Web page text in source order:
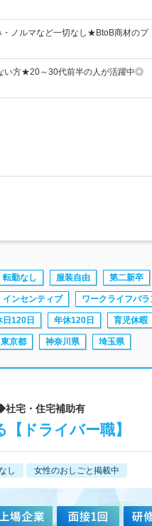
ノルマなど一切なし★BtoB商材のプ
い方★20～30代前半の人が活躍中◎
転勤なし 服装自由 第二新卒
インセンティブ ワークライフバラ
日120日 年休120日 育児休暇
東京都 神奈川県 埼玉県
宅・住宅補助有
ドライバー職】
し 女性のおしごと掲載中